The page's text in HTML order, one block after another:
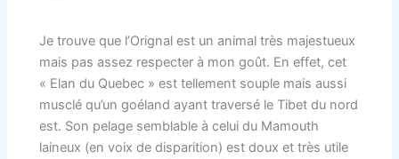
Je trouve que l’Orignal est un animal très majestueux
mais pas assez respecter à mon goût. En effet, cet
« Elan du Quebec » est tellement souple mais aussi
musclé qu’un goéland ayant traversé le Tibet du nord
est. Son pelage semblable à celui du Mamouth
laineux (en voix de disparition) est doux et très utile